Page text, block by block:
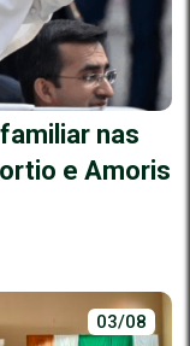
nas
e Amoris
03/08